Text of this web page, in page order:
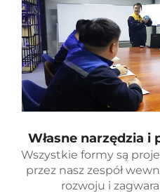
Własne narzędzia
Wszystkie formy są
przez nasz zespół
rozwoju i